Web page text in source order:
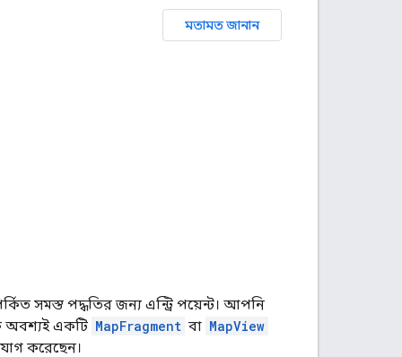
মতামত জানান
সমস্ত পদ্ধতির জন্য এন্ট্রি পয়েন্ট। আপনি
অবশ্যই একটি MapFragment বা MapView
করেছেন।